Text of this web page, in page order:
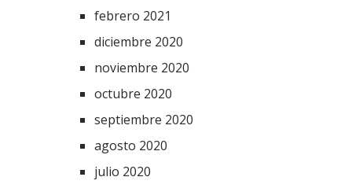
febrero 2021
diciembre 2020
noviembre 2020
octubre 2020
septiembre 2020
agosto 2020
julio 2020